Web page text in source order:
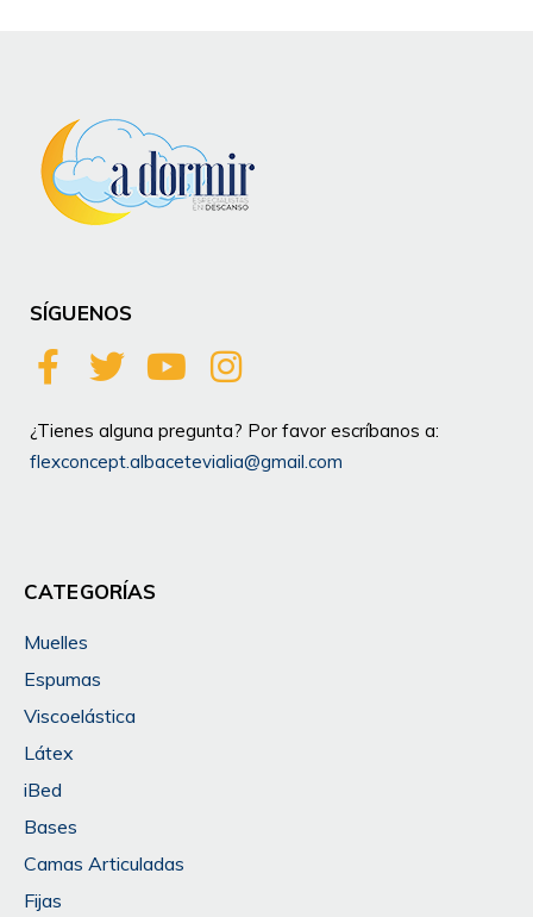
SÍGUENOS
¿Tienes alguna pregunta? Por favor escríbanos a:
flexconcept.albacetevialia@gmail.com
CATEGORÍAS
Muelles
Espumas
Viscoelástica
Látex
iBed
Bases
Camas Articuladas
Fijas